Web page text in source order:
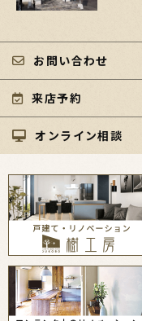
お問い合わせ
来店予約
オンライン相談